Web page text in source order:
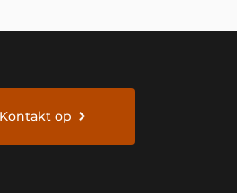
op